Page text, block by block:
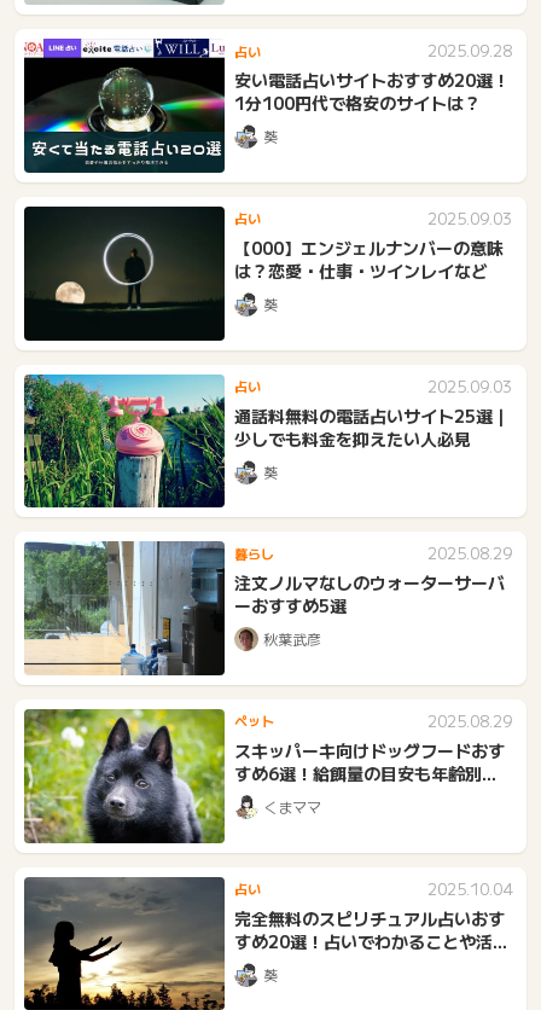
占い 2025.09.28
安い電話占いサイトおすすめ20選！
1分100円代で格安のサイトは？
葵
占い 2025.09.03
【000】エンジェルナンバーの意味
は？恋愛・仕事・ツインレイなど
葵
占い 2025.09.03
通話料無料の電話占いサイト25選｜
少しでも料金を抑えたい人必見
葵
暮らし 2025.08.29
注文ノルマなしのウォーターサーバ
ーおすすめ5選
秋葉武彦
ペット 2025.08.29
スキッパーキ向けドッグフードおす
すめ6選！給餌量の目安も年齢別に
解説 くまママ
占い 2025.10.04
完全無料のスピリチュアル占いおす
すめ20選！占いでわかることや活用
法も解説
葵